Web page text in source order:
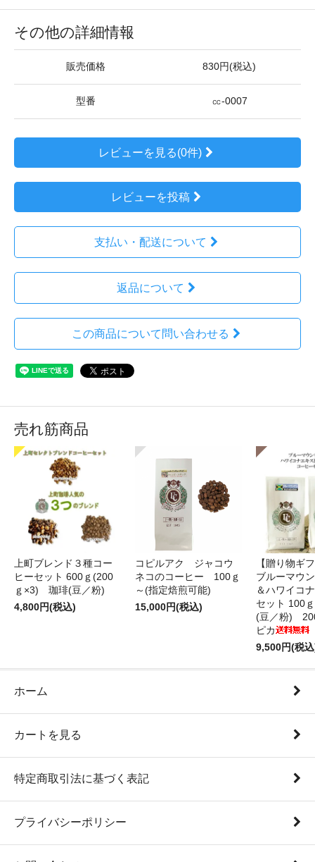
その他の詳細情報
販売価格 830円(税込)
型番 ㏄-0007
レビューを見る(0件)
レビューを投稿
支払い・配送について
返品について
この商品について問い合わせる
売れ筋商品
上町ブレンド３種コー
ヒーセット 600ｇ(200
ｇ×3) 珈琲(豆／粉)
4,800円(税込)
コピルアク ジャコウ
ネコのコーヒー 100ｇ
～(指定焙煎可能)
15,000円(税込)
【贈り物ギ
ブルーマウ
＆ハワイコ
セット 100
(豆／粉)
ピカ
9,500円(税
ホーム
カートを見る
特定商取引法に基づく表記
プライバシーポリシー